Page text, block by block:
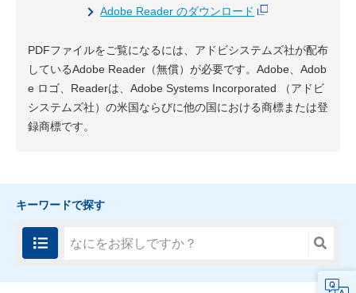
Adobe Reader のダウンロード
PDFファイルをご覧になるには、アドビシステムズ社が配布
しているAdobe Reader（無償）が必要です。Adobe、Adob
e ロゴ、Readerは、Adobe Systems Incorporated （アドビ
システムズ社）の米国ならびに他の国における商標または登
録商標です。
キーワードで探す